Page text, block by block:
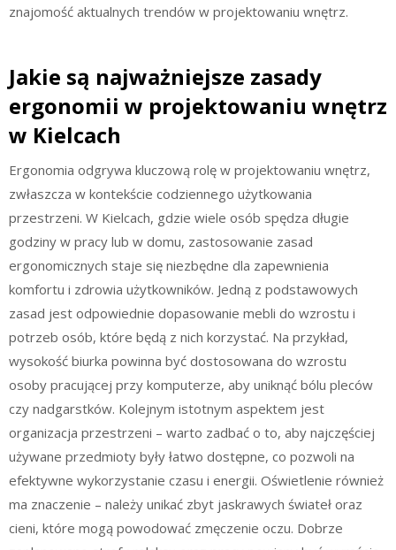
znajomość aktualnych trendów w projektowaniu wnętrz.
Jakie są najważniejsze zasady
ergonomii w projektowaniu wnętrz
w Kielcach
Ergonomia odgrywa kluczową rolę w projektowaniu wnętrz,
zwłaszcza w kontekście codziennego użytkowania
przestrzeni. W Kielcach, gdzie wiele osób spędza długie
godziny w pracy lub w domu, zastosowanie zasad
ergonomicznych staje się niezbędne dla zapewnienia
komfortu i zdrowia użytkowników. Jedną z podstawowych
zasad jest odpowiednie dopasowanie mebli do wzrostu i
potrzeb osób, które będą z nich korzystać. Na przykład,
wysokość biurka powinna być dostosowana do wzrostu
osoby pracującej przy komputerze, aby uniknąć bólu pleców
czy nadgarstków. Kolejnym istotnym aspektem jest
organizacja przestrzeni – warto zadbać o to, aby najczęściej
używane przedmioty były łatwo dostępne, co pozwoli na
efektywne wykorzystanie czasu i energii. Oświetlenie również
ma znaczenie – należy unikać zbyt jaskrawych świateł oraz
cieni, które mogą powodować zmęczenie oczu. Dobrze